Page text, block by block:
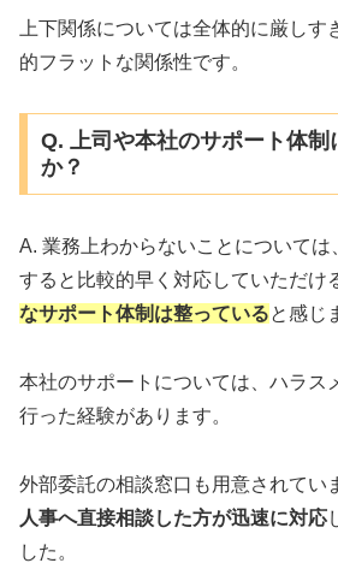
上下関係については全体的に厳しす
的フラットな関係性です。
Q. 上司や本社のサポート体制
か？
A. 業務上わからないことについては
すると比較的早く対応していただけ
なサポート体制は整っていると感じ
本社のサポートについては、ハラス
行った経験があります。
外部委託の相談窓口も用意されてい
人事へ直接相談した方が迅速に対応
した。